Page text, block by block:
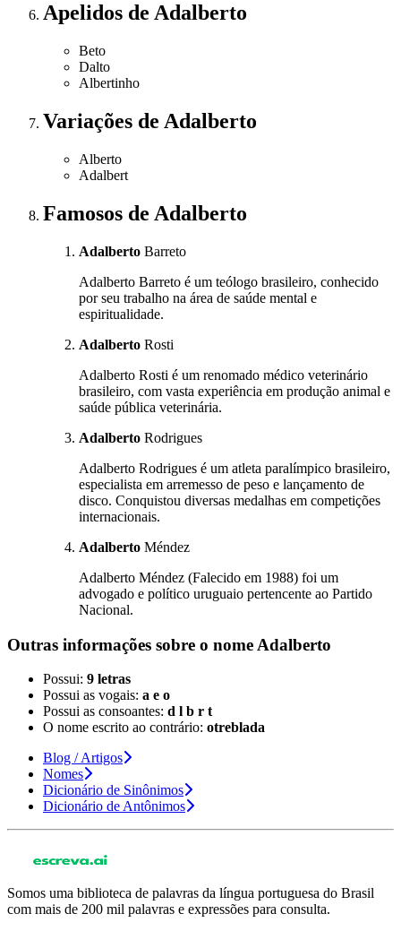
Apelidos de Adalberto
Beto
Dalto
Albertinho
Variações de Adalberto
Alberto
Adalbert
Famosos de Adalberto
Adalberto Barreto
Adalberto Barreto é um teólogo brasileiro, conhecido
por seu trabalho na área de saúde mental e
espiritualidade.
Adalberto Rosti
Adalberto Rosti é um renomado médico veterinário
brasileiro, com vasta experiência em produção animal e
saúde pública veterinária.
Adalberto Rodrigues
Adalberto Rodrigues é um atleta paralímpico brasileiro,
especialista em arremesso de peso e lançamento de
disco. Conquistou diversas medalhas em competições
internacionais.
Adalberto Méndez
Adalberto Méndez (Falecido em 1988) foi um
advogado e político uruguaio pertencente ao Partido
Nacional.
Outras informações sobre o nome Adalberto
Possui: 9 letras
Possui as vogais: a e o
Possui as consoantes: d l b r t
O nome escrito ao contrário: otreblada
Blog / Artigos
Nomes
Dicionário de Sinônimos
Dicionário de Antônimos
Somos uma biblioteca de palavras da língua portuguesa do Brasil
com mais de 200 mil palavras e expressões para consulta.